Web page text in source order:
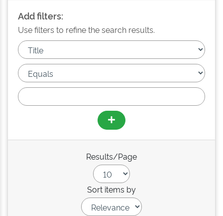
Add filters:
Use filters to refine the search results.
Results/Page
Sort items by